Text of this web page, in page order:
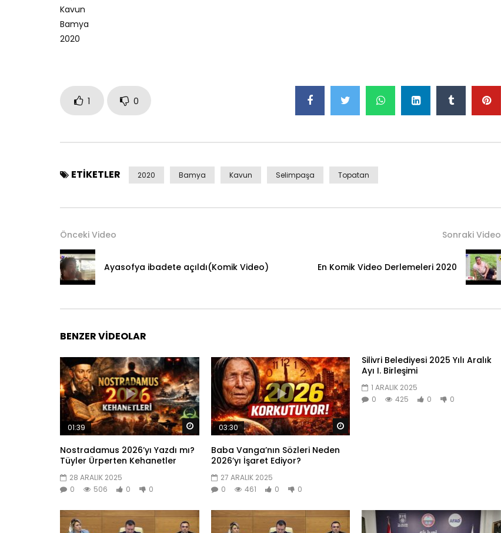
Kavun
Bamya
2020
1 0
ETIKETLER 2020 Bamya Kavun Selimpaşa Topatan
Önceki Video
Ayasofya ibadete açıldı(Komik Video)
Sonraki Video
En Komik Video Derlemeleri 2020
BENZER VIDEOLAR
Daha sonra izle
01:39
Nostradamus 2026’yı Yazdı mı?
Tüyler Ürperten Kehanetler
28 ARALIK 2025
0
506 0 0
03:30
Baba Vanga’nın Sözleri Neden
2026’yı İşaret Ediyor?
27 ARALIK 2025
0
461 0 0
Silivri Belediyesi 2025 Yılı Aralık
Ayı I. Birleşimi
1 ARALIK 2025
0
425 0 0